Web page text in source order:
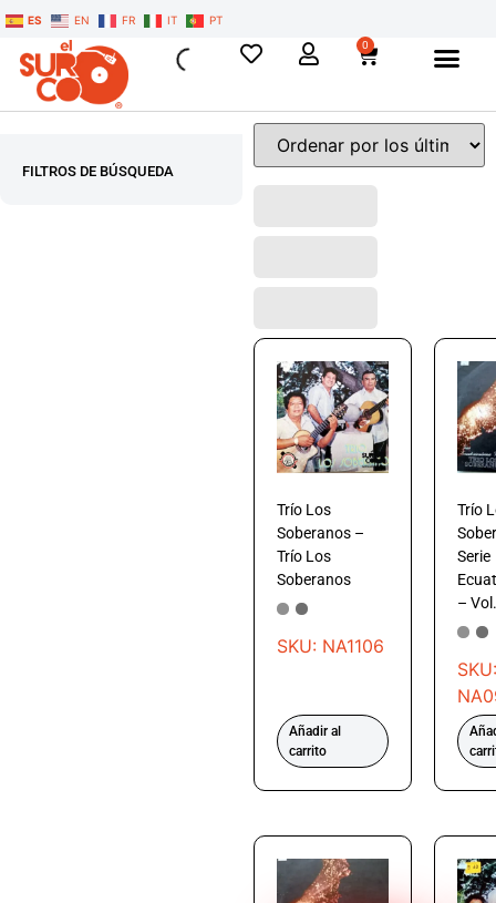
ES EN FR IT PT
0
FILTROS DE BÚSQUEDA
Trío Los
Soberanos –
Trío Los
Soberanos
SKU: NA1106
Añadir al
carrito
Trío
Serie
–
SKU: